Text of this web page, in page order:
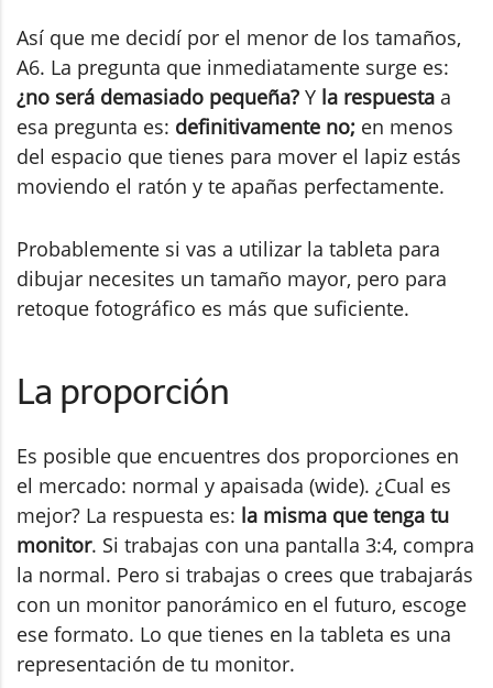
Así que me decidí por el menor de los tamaños,
A6. La pregunta que inmediatamente surge es:
¿no será demasiado pequeña? Y la respuesta a
esa pregunta es: definitivamente no; en menos
del espacio que tienes para mover el lapiz estás
moviendo el ratón y te apañas perfectamente.
Probablemente si vas a utilizar la tableta para
dibujar necesites un tamaño mayor, pero para
retoque fotográfico es más que suficiente.
La proporción
Es posible que encuentres dos proporciones en
el mercado: normal y apaisada (wide). ¿Cual es
mejor? La respuesta es: la misma que tenga tu
monitor. Si trabajas con una pantalla 3:4, compra
la normal. Pero si trabajas o crees que trabajarás
con un monitor panorámico en el futuro, escoge
ese formato. Lo que tienes en la tableta es una
representación de tu monitor.